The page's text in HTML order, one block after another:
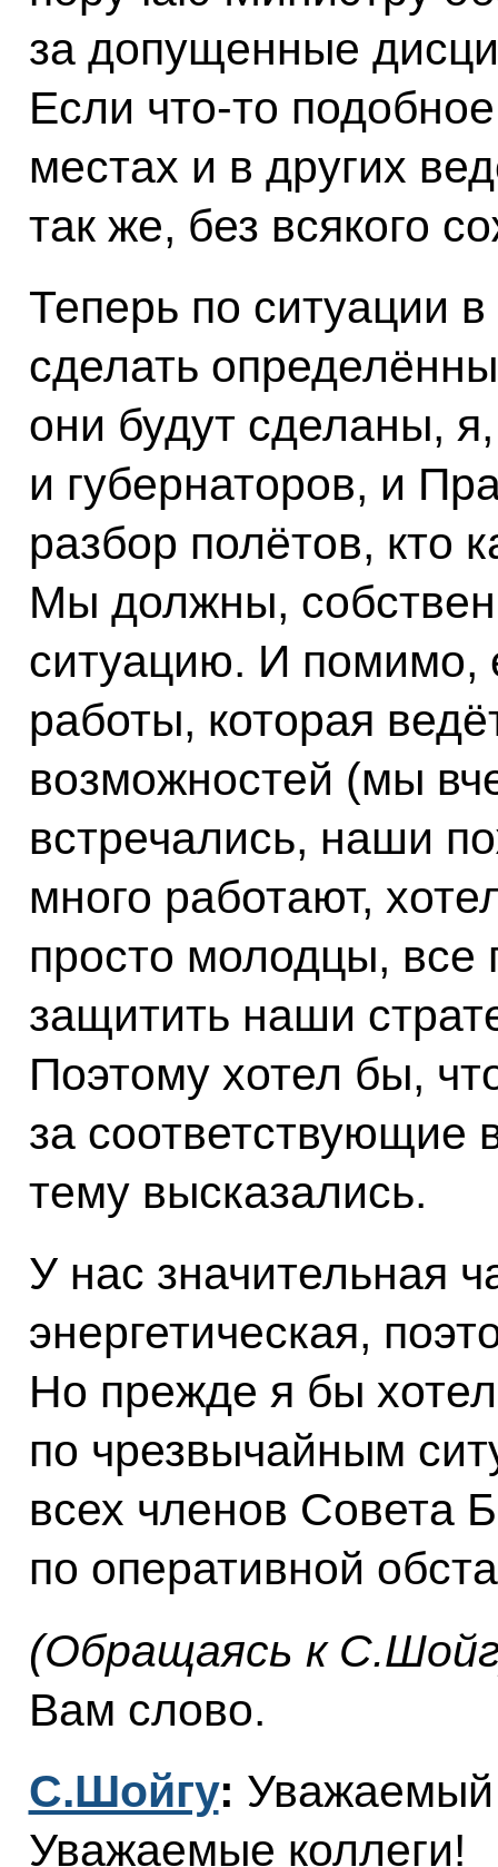
за допущенные
Если что‑то
местах и в других
так же, без всякого
Теперь по ситуации
сделать
они будут сделаны,
и губернаторов, и
разбор полётов, кто
Мы должны,
ситуацию. И помимо,
работы, которая
возможностей (мы
встречались, наши
много работают,
просто молодцы, все
защитить наши
Поэтому хотел бы,
за соответствующие
тему высказались.
У нас значительная
энергетическая,
Но прежде я бы
по чрезвычайным
всех членов Совета
по оперативной
(Обращаясь к
Вам слово.
С.Шойгу: Уважаемый
Уважаемые коллеги!